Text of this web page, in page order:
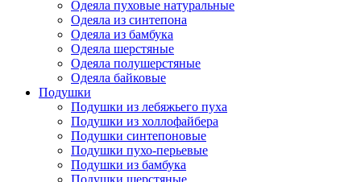
Одеяла пуховые натуральные
Одеяла из синтепона
Одеяла из бамбука
Одеяла шерстяные
Одеяла полушерстяные
Одеяла байковые
Подушки
Подушки из лебяжьего пуха
Подушки из холлофайбера
Подушки синтепоновые
Подушки пухо-перьевые
Подушки из бамбука
Подушки шерстяные